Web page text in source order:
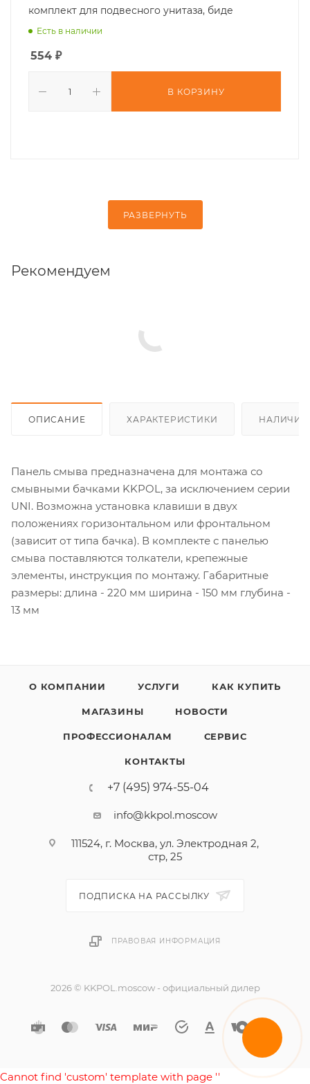
комплект для подвесного унитаза, биде
Есть в наличии
554 ₽
В КОРЗИНУ
РАЗВЕРНУТЬ
Рекомендуем
ОПИСАНИЕ ХАРАКТЕРИСТИКИ НАЛИЧИЕ
Панель смыва предназначена для монтажа со
смывными бачками KKPOL, за исключением серии
UNI. Возможна установка клавиши в двух
положениях горизонтальном или фронтальном
(зависит от типа бачка). В комплекте с панелью
смыва поставляются толкатели, крепежные
элементы, инструкция по монтажу. Габаритные
размеры: длина - 220 мм ширина - 150 мм глубина -
13 мм
О КОМПАНИИ УСЛУГИ КАК КУПИТЬ
МАГАЗИНЫ НОВОСТИ
ПРОФЕССИОНАЛАМ СЕРВИС
КОНТАКТЫ
+7 (495) 974-55-04
info@kkpol.moscow
111524, г. Москва, ул. Электродная 2,
стр, 25
ПОДПИСКА НА РАССЫЛКУ
ПРАВОВАЯ ИНФОРМАЦИЯ
2026 © KKPOL.moscow - официальный дилер
Cannot find 'custom' template with page ''